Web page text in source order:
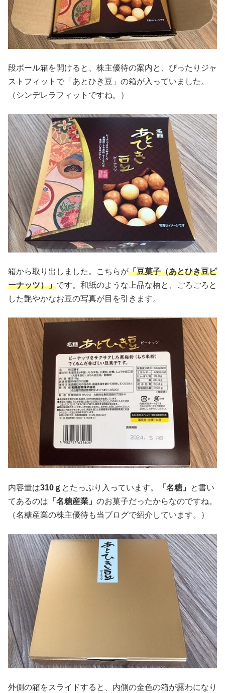
段ボール箱を開けると、株主優待の案内と、ぴったりジャ
ストフィットで「あとひき豆」の箱が入っていました。
（シンデレラフィットですね。）
箱から取り出しました。こちらが「豆菓子（あとひき豆ピ
ーナッツ）」です。和紙のような上品な柄と、ごろごろと
した艶やかなお豆の写真が目を引きます。
内容量は310ｇ とたっぷり入っています。 「名糖」
と書い
てあるのは 「名糖産業」 のお菓子だったからなのですね。
（名糖産業の株主優待も当ブログで紹介しています。）
外側の箱をスライドすると、内側の金色の箱が露わになり